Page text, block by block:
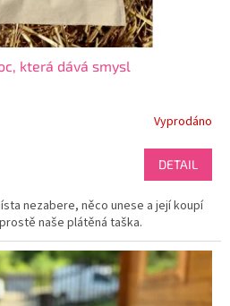
která dává smysl
Vyprodáno
DETAIL
nezabere, něco unese a její koupí
naše plátěná taška.